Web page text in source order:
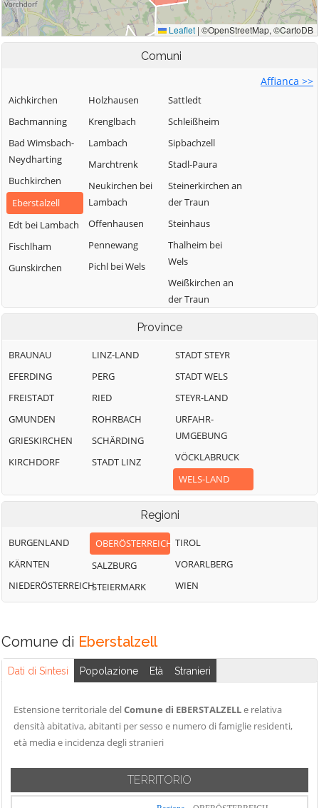
Comuni
Affianca >>
Aichkirchen
Bachmanning
Bad Wimsbach-
Neydharting
Buchkirchen
Eberstalzell
Edt bei Lambach
Fischlham
Gunskirchen
Holzhausen
Krenglbach
Lambach
Marchtrenk
Neukirchen bei
Lambach
Offenhausen
Pennewang
Pichl bei Wels
Sattledt
Schleißheim
Sipbachzell
Stadl-Paura
Steinerkirchen an
der Traun
Steinhaus
Thalheim bei
Wels
Weißkirchen an
der Traun
Province
BRAUNAU
EFERDING
FREISTADT
GMUNDEN
GRIESKIRCHEN
KIRCHDORF
LINZ-LAND
PERG
RIED
ROHRBACH
SCHÄRDING
STADT LINZ
STADT STEYR
STADT WELS
STEYR-LAND
URFAHR-
UMGEBUNG
VÖCKLABRUCK
WELS-LAND
Regioni
BURGENLAND
KÄRNTEN
NIEDERÖSTERREICH
OBERÖSTERREICH
SALZBURG
STEIERMARK
TIROL
VORARLBERG
WIEN
Comune di Eberstalzell
Dati di Sintesi Popolazione Età Stranieri
Estensione territoriale delComune di EBERSTALZELLe relativa
densità abitativa, abitanti per sesso e numero di famiglie residenti,
età media e incidenza degli stranieri
TERRITORIO